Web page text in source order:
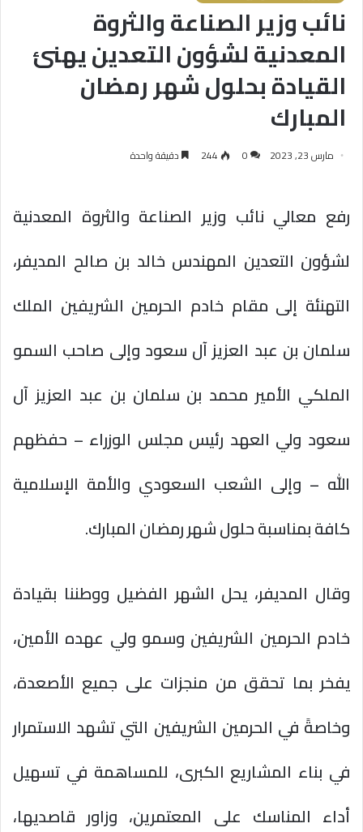
نائب وزير الصناعة والثروة
المعدنية لشؤون التعدين يهنئ
القيادة بحلول شهر رمضان
المبارك
مارس 23, 2023 0
244 دقيقة واحدة
رفع معالي نائب وزير الصناعة والثروة المعدنية
لشؤون التعدين المهندس خالد بن صالح المديفر،
التهنئة إلى مقام خادم الحرمين الشريفين الملك
سلمان بن عبد العزيز آل سعود وإلى صاحب السمو
الملكي الأمير محمد بن سلمان بن عبد العزيز آل
سعود ولي العهد رئيس مجلس الوزراء – حفظهم
الله – وإلى الشعب السعودي والأمة الإسلامية
كافة بمناسبة حلول شهر رمضان المبارك.
وقال المديفر، يحل الشهر الفضيل ووطننا بقيادة
خادم الحرمين الشريفين وسمو ولي عهده الأمين،
يفخر بما تحقق من منجزات على جميع الأصعدة،
وخاصةً في الحرمين الشريفين التي تشهد الاستمرار
في بناء المشاريع الكبرى، للمساهمة في تسهيل
أداء المناسك على المعتمرين، وزاور قاصديها،